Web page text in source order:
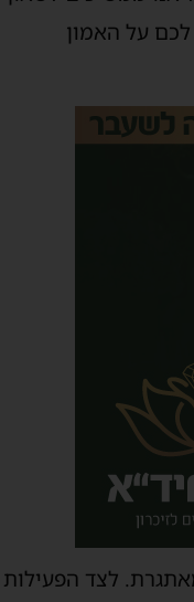
לכם על האמון
לצד הפעילות